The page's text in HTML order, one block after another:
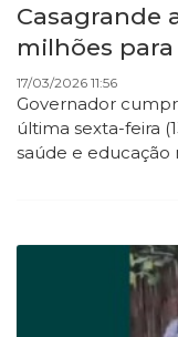
Casagrande
milhões
17/03/2026 11:56
Governador
última sexta-feira
saúde e educação